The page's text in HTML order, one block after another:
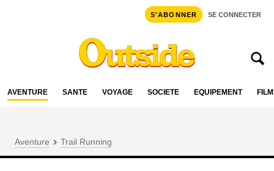
S'ABONNER SE CONNECTER
AVENTURE SANTÉ VOYAGE SOCIÉTÉ ÉQUIPEMENT
Aventure Trail Running